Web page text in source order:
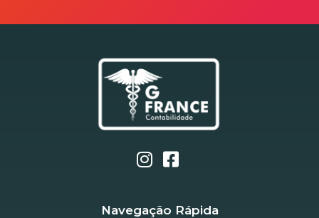
Navegação Rápida